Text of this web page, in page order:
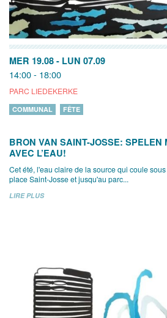
MER 19.08 - LUN 07.09
14:00 - 18:00
PARC LIEDEKERKE
COMMUNAL FÊTE
BRON VAN SAINT-JOSSE: SPELEN
AVEC L’EAU!
Cet été, l'eau claire de la source qui coule
place Saint-Josse et jusqu'au parc...
LIRE PLUS